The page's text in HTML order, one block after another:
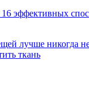
16 эффективных
лучше никогда не
ткань